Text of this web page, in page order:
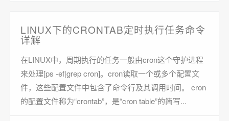
LINUX下的CRONTAB定时执行任务命令
详解
在LINUX中，周期执行的任务一般由cron这个守护进程
来处理[ps -ef|grep cron]。cron读取一个或多个配置文
件，这些配置文件中包含了命令行及其调用时间。 cron
的配置文件称为“crontab”，是“cron table”的简写...